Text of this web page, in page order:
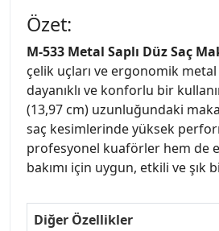
Özet:
M-533 Metal Saplı Düz Saç
çelik uçları ve ergonomik metal
dayanıklı ve konforlu bir
(13,97 cm) uzunluğundaki
saç kesimlerinde yüksek
profesyonel kuaförler hem de
bakımı için uygun, etkili ve şık
Diğer Özellikler